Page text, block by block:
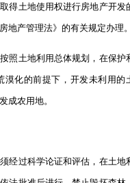
土地使用权进行房地产开发
地产管理法》的有关规定办理
土地利用总体规划，在保护
漠化的前提下，开发未利用的
成农用地。
过科学论证和评估，在土地